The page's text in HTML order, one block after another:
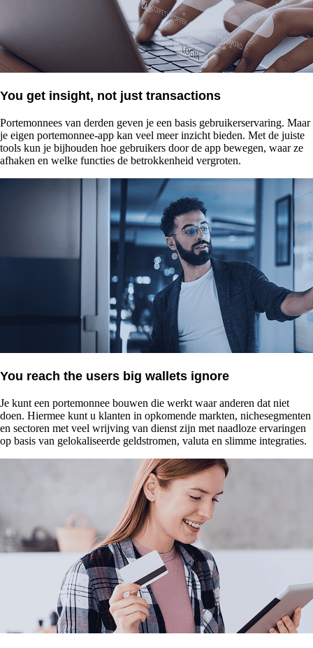
You get insight, not just transactions
Portemonnees van derden geven je een basis gebruikerservaring. Maar
je eigen portemonnee-app kan veel meer inzicht bieden. Met de juiste
tools kun je bijhouden hoe gebruikers door de app bewegen, waar ze
afhaken en welke functies de betrokkenheid vergroten.
You reach the users big wallets ignore
Je kunt een portemonnee bouwen die werkt waar anderen dat niet
doen. Hiermee kunt u klanten in opkomende markten, nichesegmenten
en sectoren met veel wrijving van dienst zijn met naadloze ervaringen
op basis van gelokaliseerde geldstromen, valuta en slimme integraties.